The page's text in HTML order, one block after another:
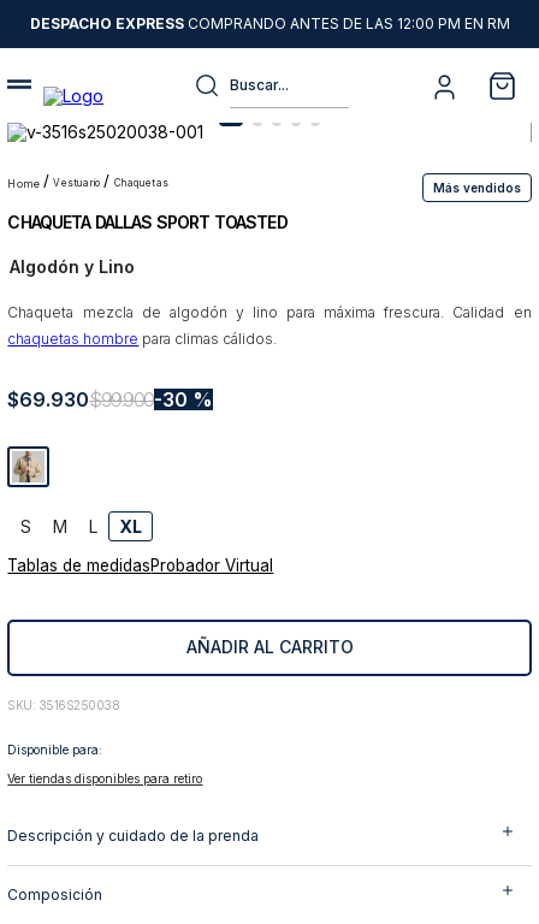
DESPACHO EXPRESSCOMPRANDO ANTES DE LAS 12:00 PM EN RM
Buscar...
vestuario chaquetas Más vendidos
CHAQUETA DALLAS SPORT TOASTED
Algodón y Lino
Chaqueta mezcla de algodón y lino para máxima frescura. Calidad en
chaquetas hombre para climas cálidos.
$69.930$99.900 30 %
S M L XL
Tablas de medidasProbador Virtual
AÑADIR AL CARRITO
: 3516S250038
Disponible para:
Ver tiendas disponibles para retiro
Descripción y cuidado de la prenda
Composición
1.
sweater
2.
camisas
3.
chaquetas
4.
pantalon
6.
chaqueta cuero
8.
9
poleron
10. abrigo